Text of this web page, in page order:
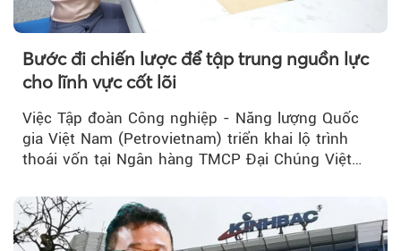
Bước đi chiến lược để tập trung nguồn lực
cho lĩnh vực cốt lõi
Việc Tập đoàn Công nghiệp - Năng lượng Quốc
gia Việt Nam (Petrovietnam) triển khai lộ trình
thoái vốn tại Ngân hàng TMCP Đại Chúng Việt